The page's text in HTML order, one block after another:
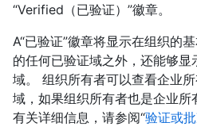
“Verified（已验证）”徽章。
A“已验证”徽章将显示在组织的
的任何已验证域之外，还能够
域。 组织所有者可以查看企业
域，如果组织所有者也是企业所
有关详细信息，请参阅“验证或